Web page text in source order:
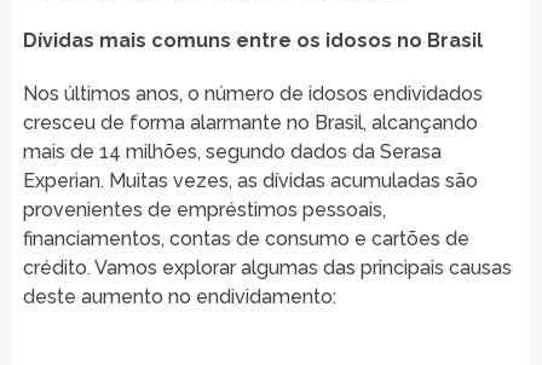
Dívidas mais comuns entre os idosos no Brasil
Nos últimos anos, o número de idosos endividados
cresceu de forma alarmante no Brasil, alcançando
mais de 14 milhões, segundo dados da Serasa
Experian. Muitas vezes, as dívidas acumuladas são
provenientes de empréstimos pessoais,
financiamentos, contas de consumo e cartões de
crédito. Vamos explorar algumas das principais causas
deste aumento no endividamento: